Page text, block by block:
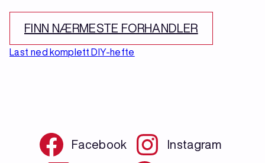
FINN NÆRMESTE FORHANDLER
Last ned komplett DIY-hefte
Facebook Instagram